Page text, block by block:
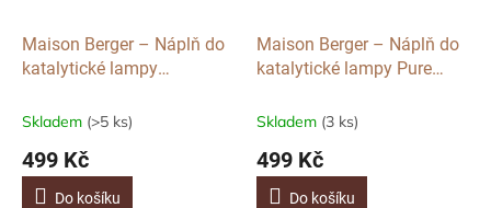
Maison Berger – Náplň do
katalytické lampy
Skladem (>5 ks)
499 Kč
Do košíku
Maison Berger – Náplň do
katalytické lampy Pure
Skladem (3 ks)
499 Kč
Do košíku